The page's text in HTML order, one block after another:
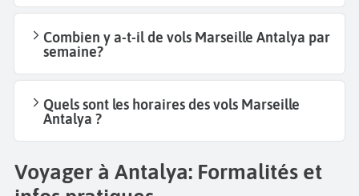
Combien y a-t-il de vols Marseille Antalya par
semaine?
Quels sont les horaires des vols Marseille
Antalya ?
Voyager à Antalya: Formalités et